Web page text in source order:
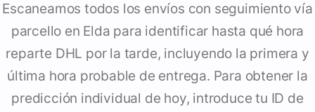
Escaneamos todos los envíos con seguimiento vía
parcello en Elda para identificar hasta qué hora
reparte DHL por la tarde, incluyendo la primera y
última hora probable de entrega. Para obtener la
predicción individual de hoy, introduce tu ID de